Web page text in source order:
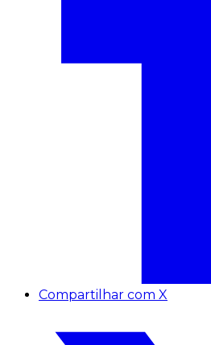
Compartilhar com X